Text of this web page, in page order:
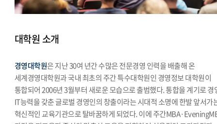
대학원 소개
경영대학원은 지난 30여 년간 수많은 전문경영 인력을 배출해 온
세계경영대학원과 국내 최초의 주간 특수대학원인 경영정보 대학원이
통합되어 2006년 3월부터 새로운 모습으로 출범했다. 통합을 계기로 경
IT능력을 갖춘 글로벌 경영인의 창출이라는 시대적 소명에 한발 앞서가
혁신적인 교육기관으로 탈바꿈하게 되었다. 이에 주간